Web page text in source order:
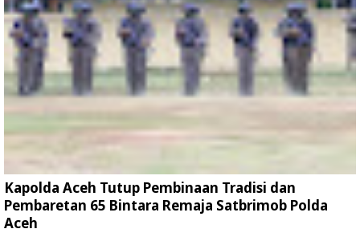
Kapolda Aceh Tutup Pembinaan Tradisi dan
Pembaretan 65 Bintara Remaja Satbrimob Polda
Aceh